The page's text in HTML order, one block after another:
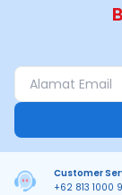
Customer
+62 813 1000